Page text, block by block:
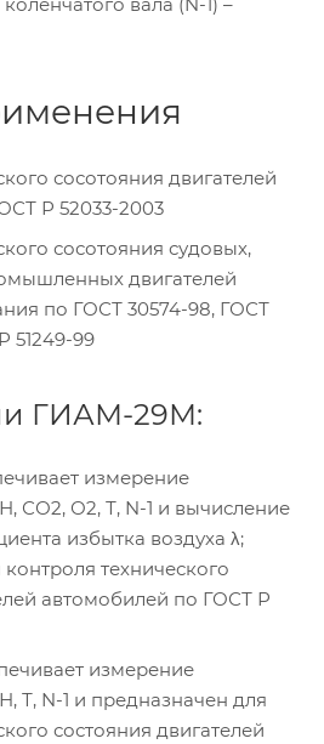
сосотояния двигателей
Р 52033-2003
сосотояния судовых,
двигателей
по ГОСТ 30574-98, ГОСТ
51249-99
ГИАМ-29М:
измерение
СО2, О2, Т, N-1 и вычисление
избытка воздуха λ;
технического
автомобилей по ГОСТ Р
измерение
Т, N-1 и предназначен для
состояния двигателей